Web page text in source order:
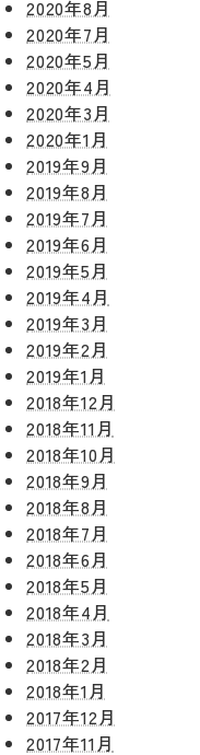
2020年8月
2020年7月
2020年5月
2020年4月
2020年3月
2020年1月
2019年9月
2019年8月
2019年7月
2019年6月
2019年5月
2019年4月
2019年3月
2019年2月
2019年1月
2018年12月
2018年11月
2018年10月
2018年9月
2018年8月
2018年7月
2018年6月
2018年5月
2018年4月
2018年3月
2018年2月
2018年1月
2017年12月
2017年11月